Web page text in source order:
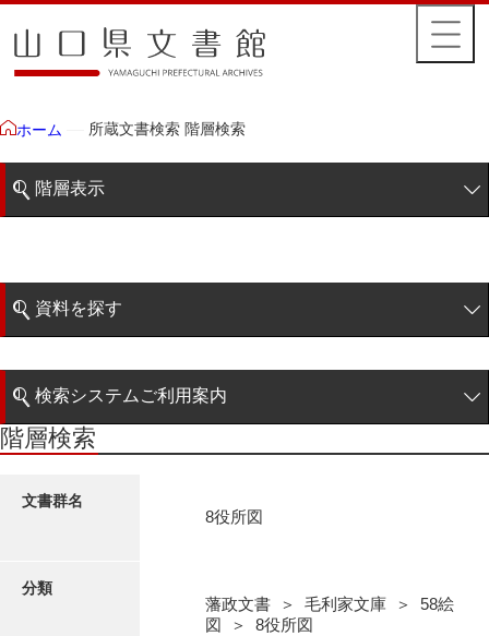
ホーム 所蔵文書検索 階層検索
階層表示
藩政文書
2柳営
資料を探す
階層検索
検索システムご利用案内
検索システムの利用について
更新履歴
階層検索
文書群名
8役所図
分類
藩政文書 ＞ 毛利家文庫 ＞ 58絵
図 ＞ 8役所図